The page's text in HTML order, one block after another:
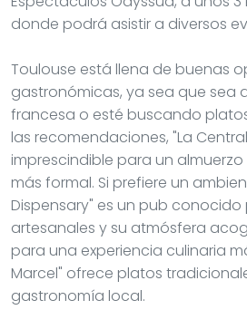
donde podrá asistir a diversos
Toulouse está llena de buenas
gastronómicas, ya sea que sea
francesa o esté buscando
las recomendaciones, "La
imprescindible para un
más formal. Si prefiere un
Dispensary" es un pub conocido
artesanales y su atmósfera
para una experiencia culinaria
Marcel" ofrece platos
gastronomía local.